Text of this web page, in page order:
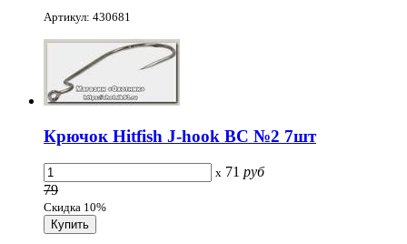
Артикул: 430681
Крючок Hitfish J-hook BC №2 7шт
x 71 руб
79
Скидка 10%